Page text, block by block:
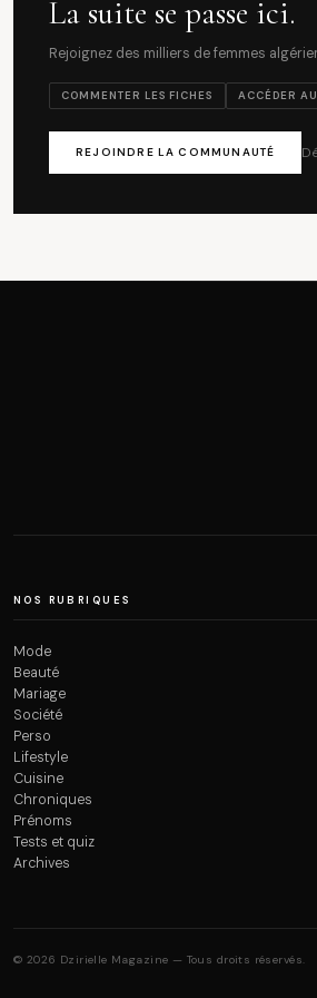
La suite se passe ici.
Rejoignez des milliers de femmes
COMMENTER LES FICHES ACCÉDER
REJOINDRE LA COMMUNAUTÉ
NOS RUBRIQUES
Mode
Beauté
Mariage
Société
Perso
Lifestyle
Cuisine
Chroniques
Prénoms
Tests et quiz
Archives
© 2026 Dzirielle Magazine — Tous droits réservés.